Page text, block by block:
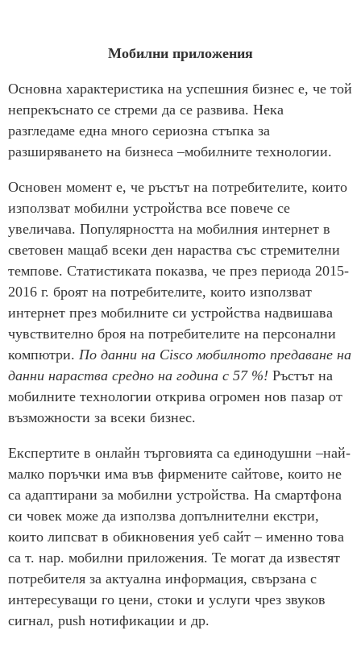
Мобилни приложения
Основна характеристика на успешния бизнес е, че той
непрекъснато се стреми да се развива. Нека
разгледаме една много сериозна стъпка за
разширяването на бизнеса –мобилните технологии.
Основен момент е, че ръстът на потребителите, които
използват мобилни устройства все повече се
увеличава. Популярността на мобилния интернет в
световен мащаб всеки ден нараства със стремителни
темпове. Статистиката показва, че през периода 2015-
2016 г. броят на потребителите, които използват
интернет през мобилните си устройства надвишава
чувствително броя на потребителите на персонални
компютри. По данни на Cisco мобилното предаване на
данни нараства средно на година с 57 %! Ръстът на
мобилните технологии открива огромен нов пазар от
възможности за всеки бизнес.
Експертите в онлайн търговията са единодушни –най-
малко поръчки има във фирмените сайтове, които не
са адаптирани за мобилни устройства. На смартфона
си човек може да използва допълнителни екстри,
които липсват в обикновения уеб сайт – именно това
са т. нар. мобилни приложения. Те могат да известят
потребителя за актуална информация, свързана с
интересуващи го цени, стоки и услуги чрез звуков
сигнал, push нотификации и др.